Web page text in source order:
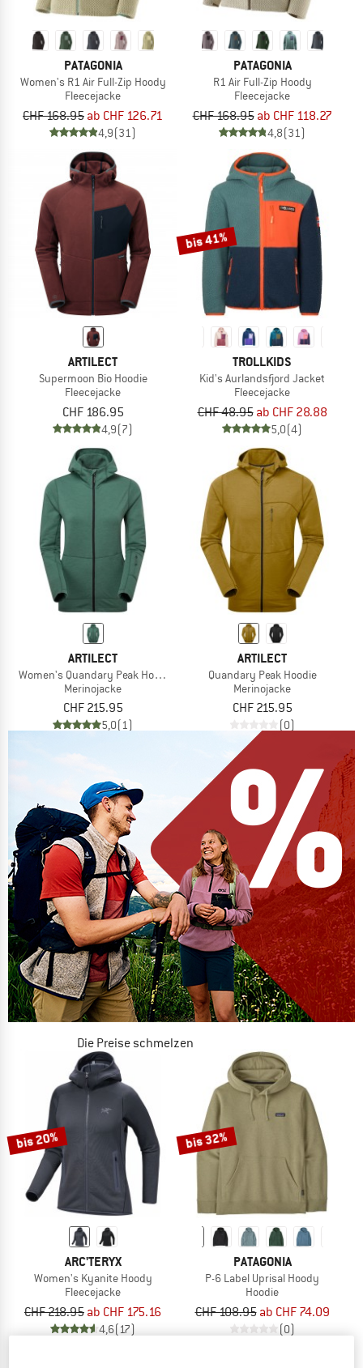
PATAGONIA
Women's R1 Air Full-Zip Hoody
Fleecejacke
CHF 168.95 ab CHF 126.71
4,9(31)
PATAGONIA
R1 Air Full-Zip Hoody
Fleecejacke
CHF 168.95 ab CHF 118.27
4,8(31)
ARTILECT
Supermoon Bio Hoodie
Fleecejacke
CHF 186.95
4,9(7)
bis 41%
TROLLKIDS
Kid's Aurlandsfjord Jacket
Fleecejacke
CHF 48.95 ab CHF 28.88
5,0(4)
ARTILECT
Women's Quandary Peak Hoodie
Merinojacke
CHF 215.95
5,0(1)
ARTILECT
Quandary Peak Hoodie
Merinojacke
CHF 215.95
(0)
Die Preise schmelzen
JETZT BIS ZU 50% RABATT
ZUM SOMMER SALE
bis 20%
ARC'TERYX
Women's Kyanite Hoody
Fleecejacke
CHF 218.95 ab CHF 175.16
4,6(17)
bis 32%
PATAGONIA
P-6 Label Uprisal Hoody
Hoodie
CHF 108.95 ab CHF 74.09
(0)